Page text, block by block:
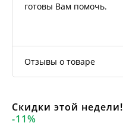
готовы Вам помочь.
Отзывы о товаре
Скидки этой недели!
-11%